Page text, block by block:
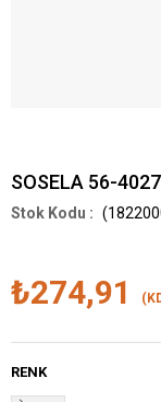
SOSELA 56-
₺274,91
RENK